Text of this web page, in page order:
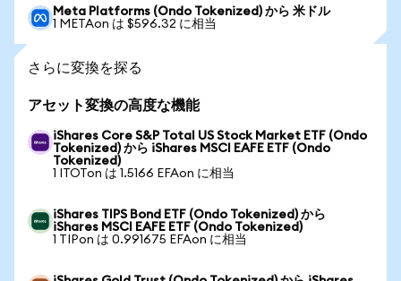
Meta Platforms (Ondo Tokenized) から 米ドル
1 METAon は $596.32 に相当
さらに変換を探る
アセット変換の高度な機能
iShares Core S&P Total US Stock Market ETF (Ondo
Tokenized) から iShares MSCI EAFE ETF (Ondo
Tokenized)
1 ITOTon は 1.5166 EFAon に相当
iShares TIPS Bond ETF (Ondo Tokenized) から
iShares MSCI EAFE ETF (Ondo Tokenized)
1 TIPon は 0.991675 EFAon に相当